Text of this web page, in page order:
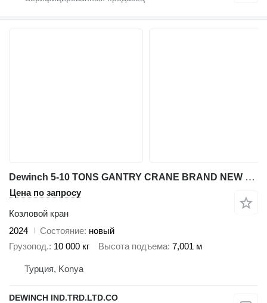
Dewinch 5-10 TONS GANTRY CRANE BRAND NEW DWC-40
Цена по запросу
Козловой кран
2024
Состояние новый
Грузопод. 10 000 кг Высота подъема 7,001 м
Турция, Konya
DEWINCH IND.TRD.LTD.CO